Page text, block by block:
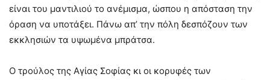
είναι του μαντιλιού το ανέμισμα, ώσπου η απόσταση την
όραση να υποτάξει. Πάνω απ’ την πόλη δεσπόζουν των
εκκλησιών τα υψωμένα μπράτσα.
Ο τρούλος της Αγίας Σοφίας κι οι κορυφές των